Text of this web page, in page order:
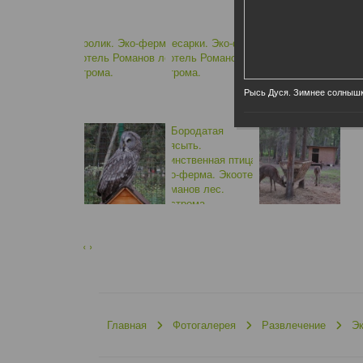
‹ ›
Главная Фотогалерея Развлечение
Рысь Дуся. Зимнее